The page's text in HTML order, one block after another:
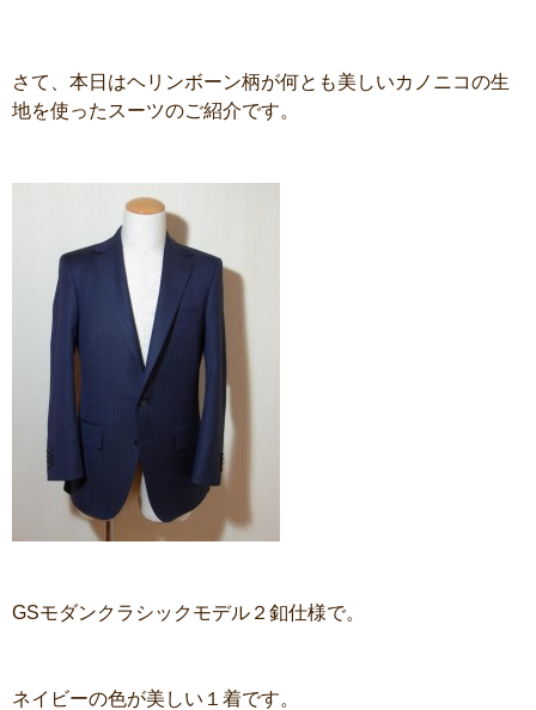
さて、本日はヘリンボーン柄が何とも美しいカノニコの生
地を使ったスーツのご紹介です。
GSモダンクラシックモデル２釦仕様で。
ネイビーの色が美しい１着です。